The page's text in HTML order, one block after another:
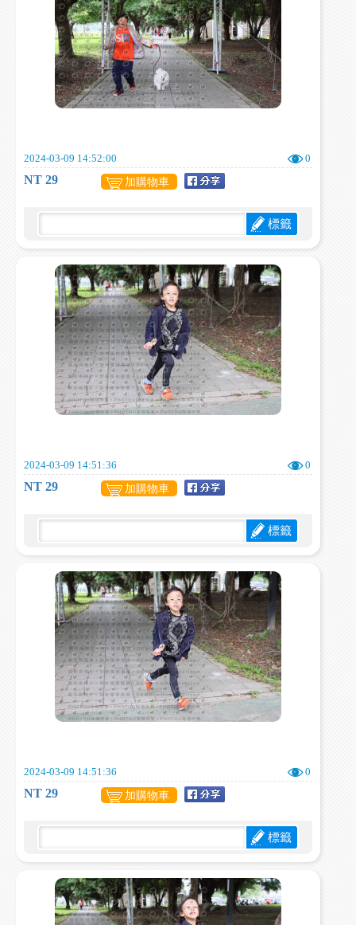
2024-03-09 14:52:00 0
NT 29 加購物車
標籤
2024-03-09 14:51:36 0
NT 29 加購物車
標籤
2024-03-09 14:51:36 0
NT 29 加購物車
標籤